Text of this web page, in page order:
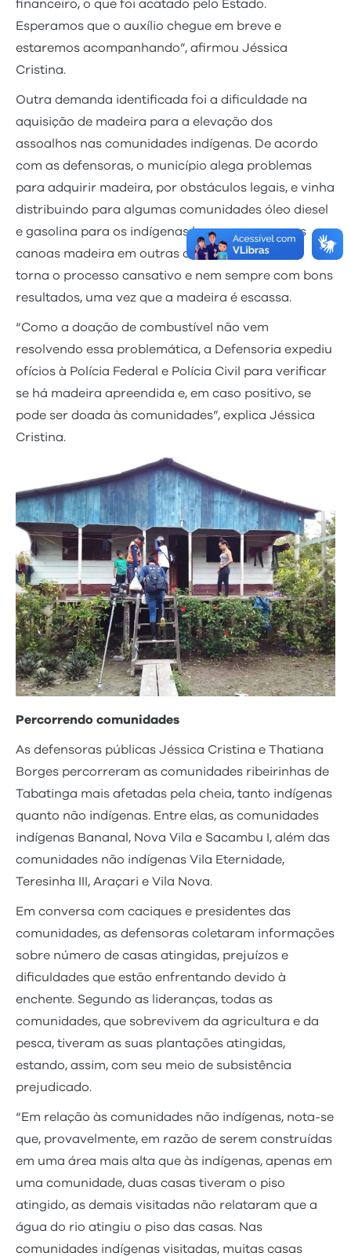
financeiro, o que foi acatado pelo Estado.
Esperamos que o auxílio chegue em breve e
estaremos acompanhando”, afirmou Jéssica
Cristina.
Outra demanda identificada foi a dificuldade na
aquisição de madeira para a elevação dos
assoalhos nas comunidades indígenas. De acordo
com as defensoras, o município alega problemas
para adquirir madeira, por obstáculos legais, e vinha
distribuindo para algumas comunidades óleo diesel
e gasolina para os indígenas buscarem em suas
canoas madeira em outras comunidades, o que
torna o processo cansativo e nem sempre com bons
resultados, uma vez que a madeira é escassa.
“Como a doação de combustível não vem
resolvendo essa problemática, a Defensoria expediu
ofícios à Polícia Federal e Polícia Civil para verificar
se há madeira apreendida e, em caso positivo, se
pode ser doada às comunidades”, explica Jéssica
Cristina.
Percorrendo comunidades
As defensoras públicas Jéssica Cristina e Thatiana
Borges percorreram as comunidades ribeirinhas de
Tabatinga mais afetadas pela cheia, tanto indígenas
quanto não indígenas. Entre elas, as comunidades
indígenas Bananal, Nova Vila e Sacambu I, além das
comunidades não indígenas Vila Eternidade,
Teresinha III, Araçari e Vila Nova.
Em conversa com caciques e presidentes das
comunidades, as defensoras coletaram informações
sobre número de casas atingidas, prejuízos e
dificuldades que estão enfrentando devido à
enchente. Segundo as lideranças, todas as
comunidades, que sobrevivem da agricultura e da
pesca, tiveram as suas plantações atingidas,
estando, assim, com seu meio de subsistência
prejudicado.
“Em relação às comunidades não indígenas, nota-se
que, provavelmente, em razão de serem construídas
em uma área mais alta que às indígenas, apenas em
uma comunidade, duas casas tiveram o piso
atingido, as demais visitadas não relataram que a
água do rio atingiu o piso das casas. Nas
comunidades indígenas visitadas, muitas casas